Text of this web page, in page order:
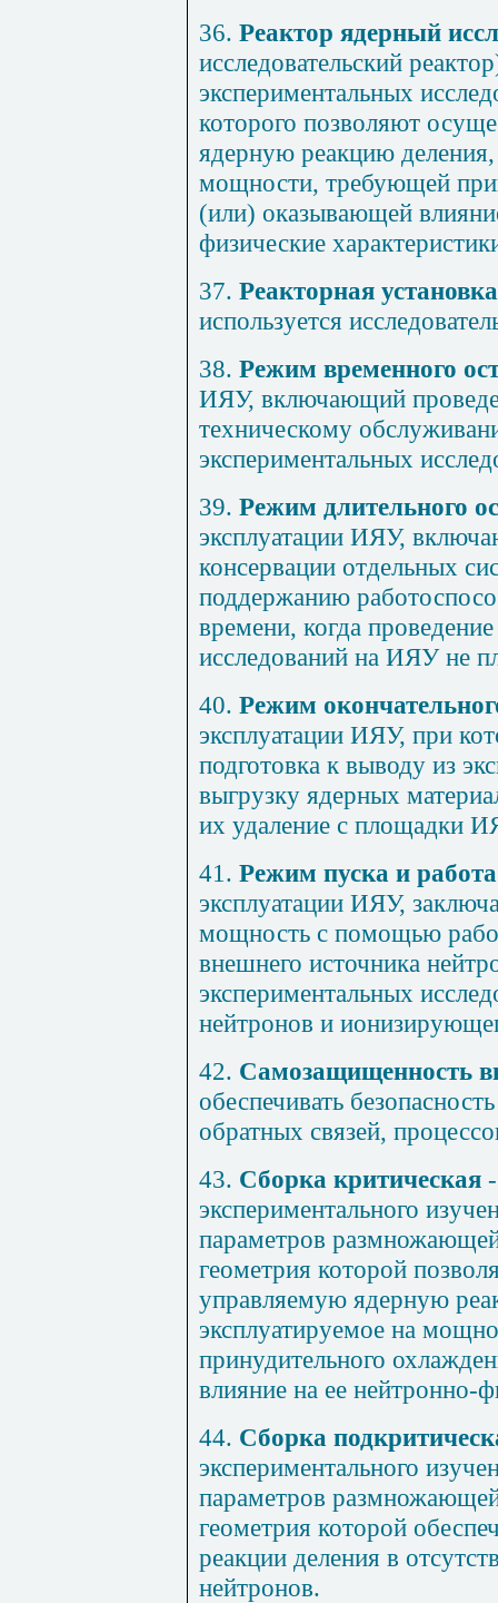
36. Реактор ядерный
исследовательский
экспериментальных
которого позволяют
ядерную реакцию
мощности, требующей
(или) оказывающей
физические
37. Реакторная установка
используется
38. Режим временного
ИЯУ, включающий
техническому
экспериментальных
39. Режим длительного
эксплуатации ИЯУ,
консервации отдельных
поддержанию
времени, когда
исследований на ИЯУ не
40. Режим
эксплуатации ИЯУ, при
подготовка к выводу из
выгрузку ядерных
их удаление с площадки
41. Режим пуска и
эксплуатации ИЯУ,
мощность с помощью
внешнего источника
экспериментальных
нейтронов и
42. Самозащищенность
обеспечивать
обратных связей,
43. Сборка критическая
экспериментального
параметров
геометрия которой
управляемую ядерную
эксплуатируемое на
принудительного
влияние на ее нейтронно-
44. Сборка
экспериментального
параметров
геометрия которой
реакции деления в
нейтронов.